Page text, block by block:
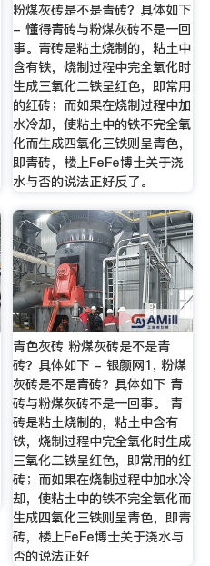
粉煤灰砖是不是青砖？具体如下
- 懂得青砖与粉煤灰砖不是一回
事。青砖是粘土烧制的，粘土中
含有铁，烧制过程中完全氧化时
生成三氧化二铁呈红色，即常用
的红砖；而如果在烧制过程中加
水冷却，使粘土中的铁不完全氧
化而生成四氧化三铁则呈青色，
即青砖，楼上FeFe博士关于浇
水与否的说法正好反了。
青色灰砖 粉煤灰砖是不是青
砖？具体如下 - 银颜网1, 粉煤
灰砖是不是青砖？具体如下 青
砖与粉煤灰砖不是一回事。 青
砖是粘土烧制的，粘土中含有
铁，烧制过程中完全氧化时生成
三氧化二铁呈红色，即常用的红
砖；而如果在烧制过程中加水冷
却，使粘土中的铁不完全氧化而
生成四氧化三铁则呈青色，即青
砖，楼上FeFe博士关于浇水与
否的说法正好